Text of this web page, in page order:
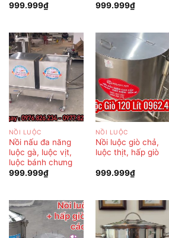
999.999₫ 999.999₫
NỒI LUỘC
Nồi nấu đa năng
luộc gà, luộc vịt,
luộc bánh chưng
999.999₫
NỒI LUỘC
Nồi luộc giò chả,
luộc thịt, hấp giò
999.999₫